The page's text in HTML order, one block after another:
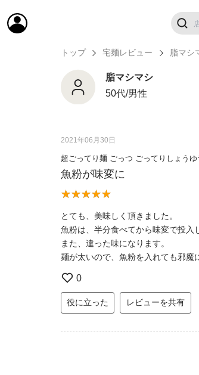
トップ 宅麺レビュー 脂マシ
脂マシマシ
50代/男性
2021年06月30日
超ごってり麺 ごっつ ごってりしょう
魚粉が味変に
とても、美味しく頂きました。
魚粉は、半分食べてから味変で投入
また、違った味になります。
麺が太いので、魚粉を入れても邪魔
0
役に立った レビューを共有